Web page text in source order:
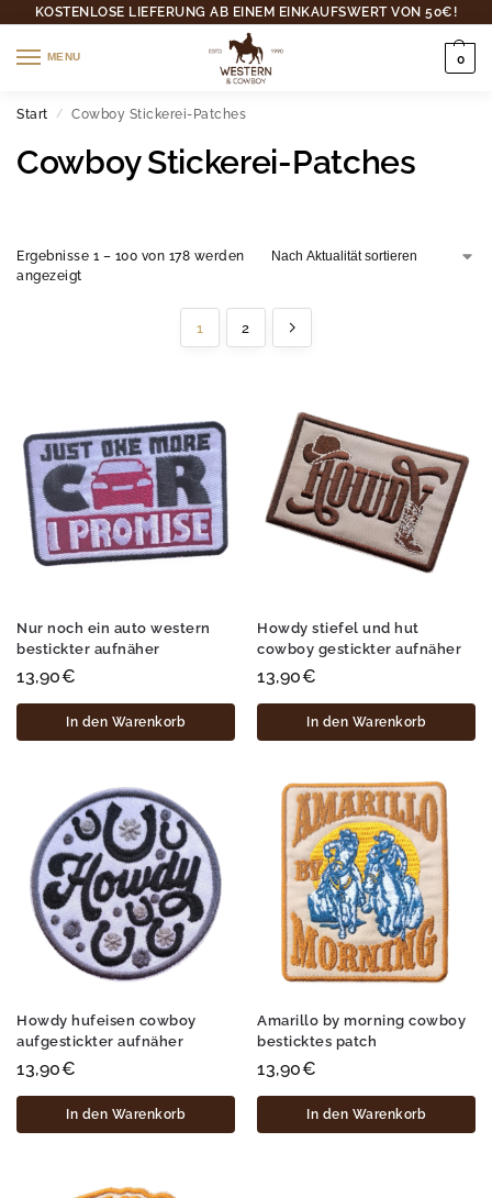
KOSTENLOSE LIEFERUNG AB EINEM EINKAUFSWERT VON 50€!
MENU 0
Start / Cowboy Stickerei-Patches
Cowboy Stickerei-Patches
Ergebnisse 1 – 100 von 178 werden
angezeigt
1 2
Nur noch ein auto western
bestickter aufnäher
13,90€
In den Warenkorb
Howdy stiefel und hut
cowboy gestickter aufnäher
13,90€
In den Warenkorb
Howdy hufeisen cowboy
aufgestickter aufnäher
13,90€
In den Warenkorb
Amarillo by morning cowboy
besticktes patch
13,90€
In den Warenkorb